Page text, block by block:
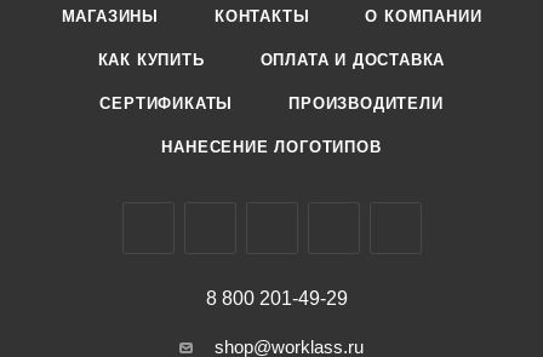
МАГАЗИНЫ КОНТАКТЫ О КОМПАНИИ
КАК КУПИТЬ ОПЛАТА И ДОСТАВКА
СЕРТИФИКАТЫ ПРОИЗВОДИТЕЛИ
НАНЕСЕНИЕ ЛОГОТИПОВ
8 800 201-49-29
shop@worklass.ru